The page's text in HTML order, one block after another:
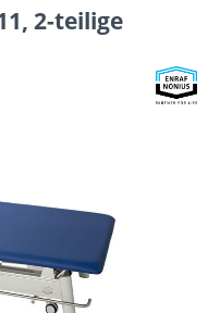
2-teilige